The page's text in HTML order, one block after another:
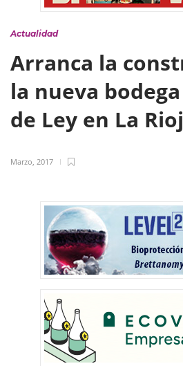
Actualidad
Arranca la
la nueva
de Ley en La
Marzo, 2017